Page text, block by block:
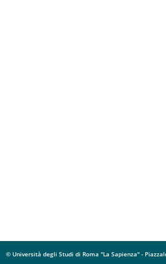
© Università degli Studi di Roma "La Sapienza" -